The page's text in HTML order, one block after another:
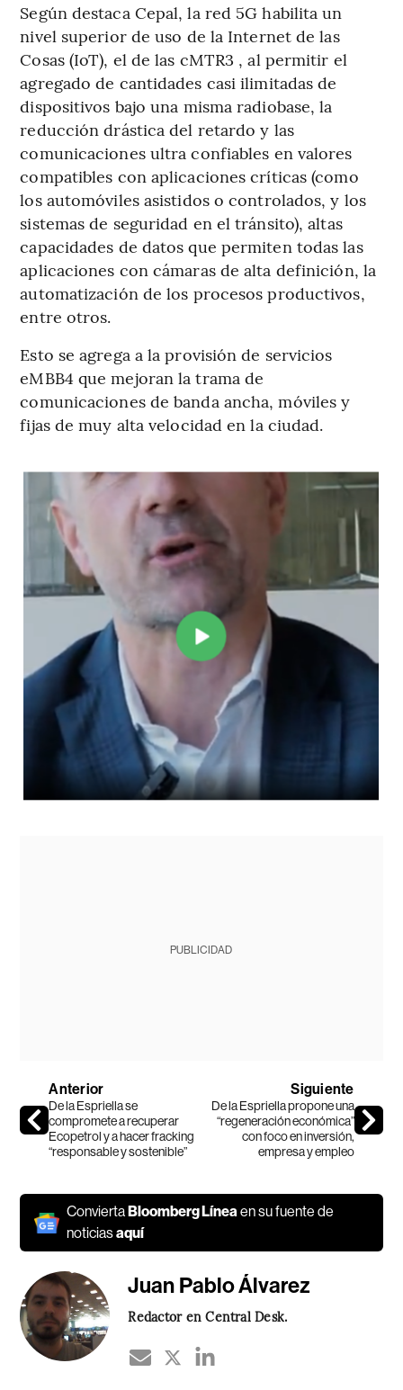
Según destaca Cepal, la red 5G habilita un
nivel superior de uso de la Internet de las
Cosas (IoT), el de las cMTR3 , al permitir el
agregado de cantidades casi ilimitadas de
dispositivos bajo una misma radiobase, la
reducción drástica del retardo y las
comunicaciones ultra confiables en valores
compatibles con aplicaciones críticas (como
los automóviles asistidos o controlados, y los
sistemas de seguridad en el tránsito), altas
capacidades de datos que permiten todas las
aplicaciones con cámaras de alta definición, la
automatización de los procesos productivos,
entre otros.
Esto se agrega a la provisión de servicios
eMBB4 que mejoran la trama de
comunicaciones de banda ancha, móviles y
fijas de muy alta velocidad en la ciudad.
PUBLICIDAD
Anterior
De la Espriella se
compromete a recuperar
Ecopetrol y a hacer fracking
“responsable y sostenible”
Siguiente
De la Espriella propone una
“regeneración económica”
con foco en inversión,
empresa y empleo
ConviertaBloomberg Líneaen su fuente de
noticiasaquí
Juan Pablo Álvarez
Redactor en Central Desk.